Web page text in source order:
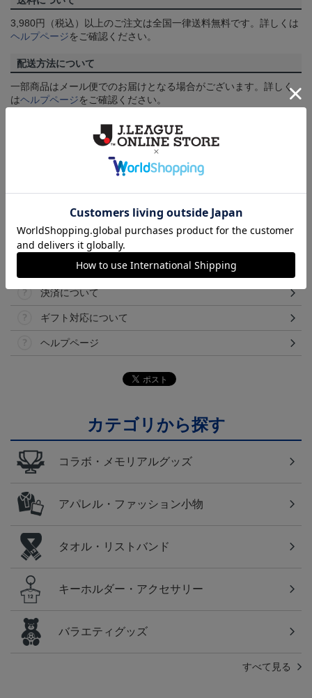
3,980円（税込）以上のご注文は全国一律送料無料です。詳しくは
ヘルプページをご確認ください。
配送方法について
一部商品はメール便でのお届けとなる場合がございます。詳しく
はヘルプページをご確認ください。
商品画像は、お使いのパソコンのモニターおよびスマートフォン
のメーカー・機種・画面設定等により、実際の商品の色と異なっ
【仕様について】
取り扱い商品によっては、パッケージやデザインなどの仕様が予
告なく変更になることがございます。
決済について
ギフト対応について
ヘルプページ
カテゴリから探す
コラボ・メモリアルグッズ
アパレル・ファッション小物
タオル・リストバンド
キーホルダー・アクセサリー
バラエティグッズ
すべて見る